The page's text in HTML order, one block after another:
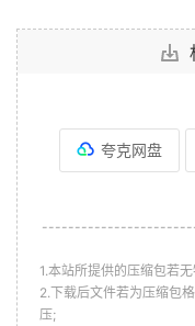
夸克网盘
1.本站所提供的压缩包若
2.下载后文件若为压缩包
压;